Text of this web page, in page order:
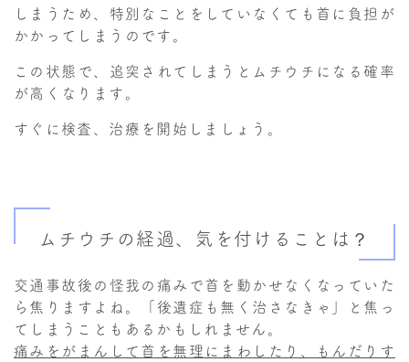
しまうため、特別なことをしていなくても首に負担が
かかってしまうのです。
この状態で、追突されてしまうとムチウチになる確率
が高くなります。
すぐに検査、治療を開始しましょう。
ムチウチの経過、気を付けることは？
交通事故後の怪我の痛みで首を動かせなくなっていた
ら焦りますよね。「後遺症も無く治さなきゃ」と焦っ
てしまうこともあるかもしれません。
痛みをがまんして首を無理にまわしたり、もんだりす